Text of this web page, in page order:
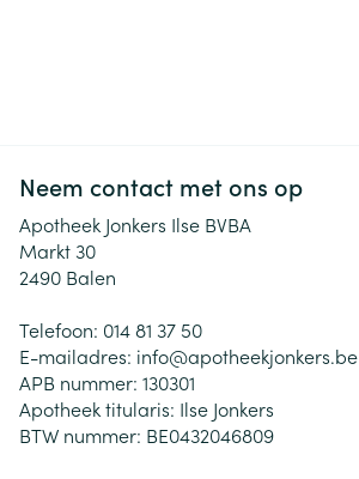
Neem contact met ons op
Apotheek Jonkers Ilse BVBA
Markt 30
2490 Balen
Telefoon: 014 81 37 50
E-mailadres: info@apotheekjonkers.be
APB nummer: 130301
Apotheek titularis: Ilse Jonkers
BTW nummer: BE0432046809